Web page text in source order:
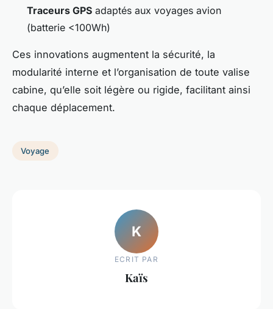
Traceurs GPS adaptés aux voyages avion
(batterie <100Wh)
Ces innovations augmentent la sécurité, la
modularité interne et l’organisation de toute valise
cabine, qu’elle soit légère ou rigide, facilitant ainsi
chaque déplacement.
Voyage
K
ECRIT PAR
Kaïs